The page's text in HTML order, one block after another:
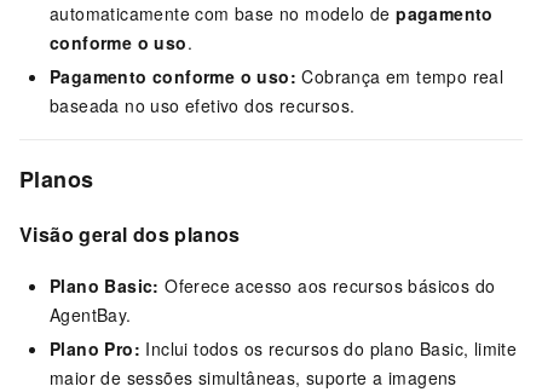
automaticamente com base no modelo depagamento
conforme o uso.
Pagamento conforme o uso: Cobrança em tempo real
baseada no uso efetivo dos recursos.
Planos
Visão geral dos planos
Plano Basic: Oferece acesso aos recursos básicos do
AgentBay.
Plano Pro: Inclui todos os recursos do plano Basic, limite
maior de sessões simultâneas, suporte a imagens